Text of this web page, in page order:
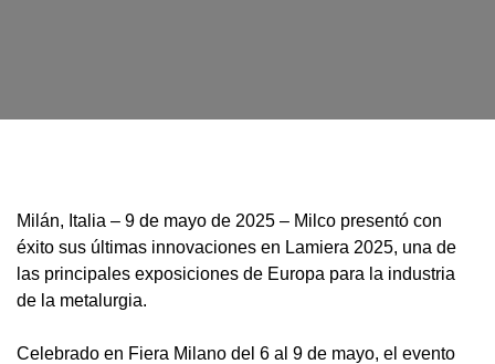
Milán, Italia – 9 de mayo de 2025 – Milco presentó con
éxito sus últimas innovaciones en Lamiera 2025, una de
las principales exposiciones de Europa para la industria
de la metalurgia.
Celebrado en Fiera Milano del 6 al 9 de mayo, el evento